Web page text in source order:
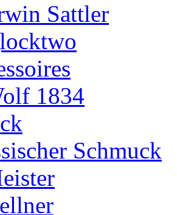
Sattler
1834
Schmuck